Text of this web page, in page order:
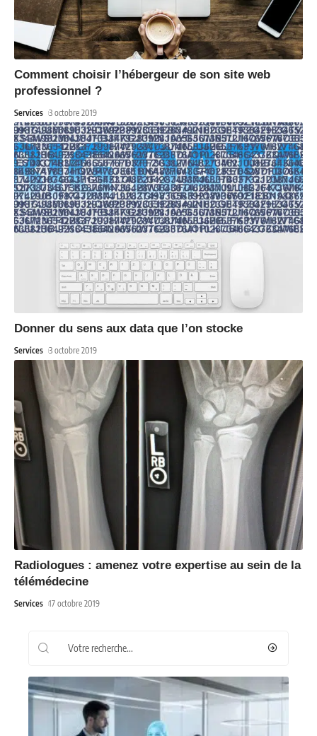
Comment choisir l’hébergeur de son site web
professionnel ?
Services 3 octobre 2019
Donner du sens aux data que l’on stocke
Services 3 octobre 2019
Radiologues : amenez votre expertise au sein de la
télémédecine
Services 17 octobre 2019